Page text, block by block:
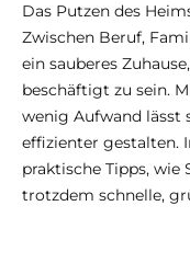
Das Putzen des
Zwischen Beruf,
ein sauberes
beschäftigt zu sein.
wenig Aufwand lässt
effizienter gestalten.
praktische Tipps, wie
trotzdem schnelle,